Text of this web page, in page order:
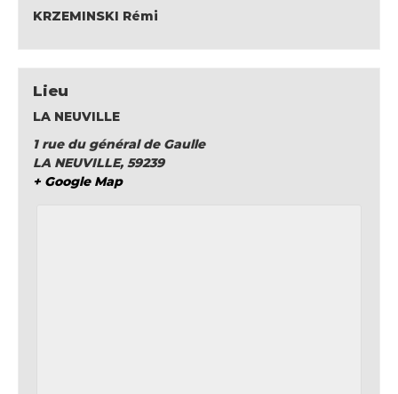
KRZEMINSKI Rémi
Lieu
LA NEUVILLE
1 rue du général de Gaulle
LA NEUVILLE, 59239
+ Google Map